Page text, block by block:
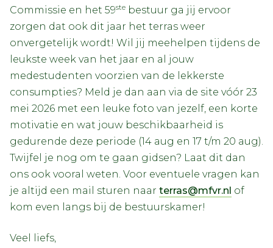
Commissie en het 59ste bestuur ga jij ervoor
zorgen dat ook dit jaar het terras weer
onvergetelijk wordt! Wil jij meehelpen tijdens de
leukste week van het jaar en al jouw
medestudenten voorzien van de lekkerste
consumpties? Meld je dan aan via de site vóór 23
mei 2026 met een leuke foto van jezelf, een korte
motivatie en wat jouw beschikbaarheid is
gedurende deze periode (14 aug en 17 t/m 20 aug).
Twijfel je nog om te gaan gidsen? Laat dit dan
ons ook vooral weten. Voor eventuele vragen kan
je altijd een mail sturen naar terras@mfvr.nl of
kom even langs bij de bestuurskamer!
Veel liefs,